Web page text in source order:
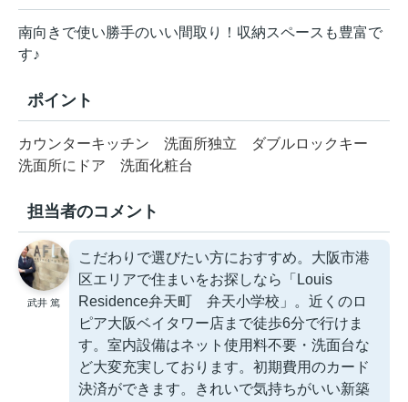
南向きで使い勝手のいい間取り！収納スペースも豊富で
す♪
ポイント
カウンターキッチン 洗面所独立
ダブルロックキー
洗面所にドア
洗面化粧台
担当者のコメント
武井 篤
こだわりで選びたい方におすすめ。大阪市港
区エリアで住まいをお探しなら「Louis
Residence弁天町 弁天小学校」。近くのロ
ピア大阪ベイタワー店まで徒歩6分で行けま
す。室内設備はネット使用料不要・洗面台な
ど大変充実しております。初期費用のカード
決済ができます。きれいで気持ちがいい新築